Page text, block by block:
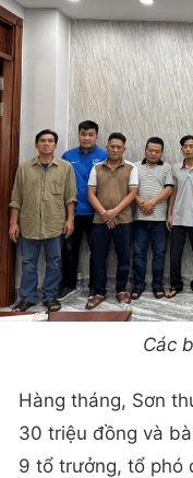
Các
Hàng tháng, Sơn
30 triệu đồng và
9 tổ trưởng, tổ phó